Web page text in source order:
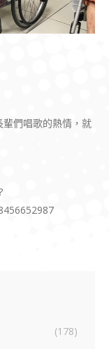
們唱歌的熱情，就
(178)